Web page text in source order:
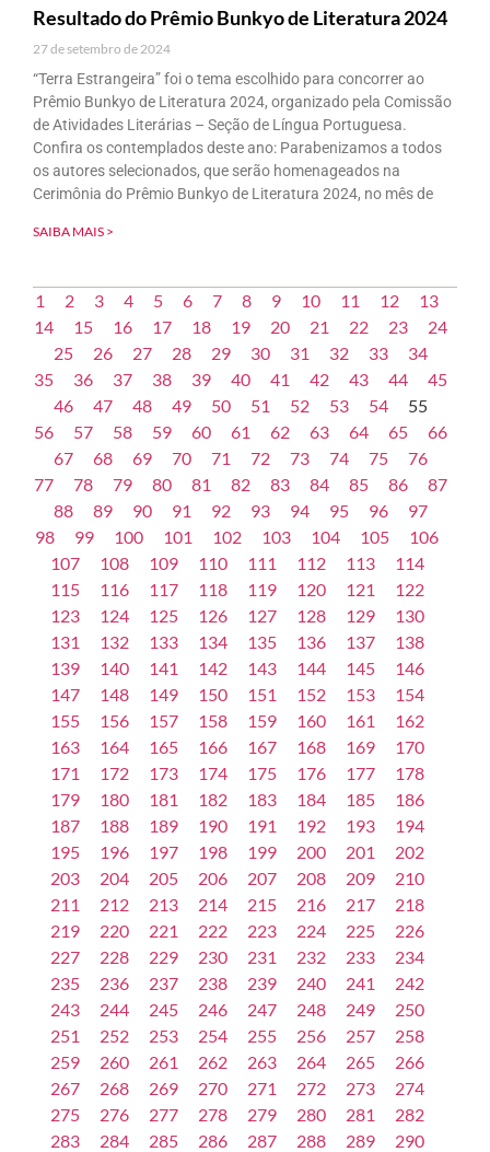
Resultado do Prêmio Bunkyo de Literatura 2024
27 de setembro de 2024
“Terra Estrangeira” foi o tema escolhido para concorrer ao
Prêmio Bunkyo de Literatura 2024, organizado pela Comissão
de Atividades Literárias – Seção de Língua Portuguesa.
Confira os contemplados deste ano: Parabenizamos a todos
os autores selecionados, que serão homenageados na
Cerimônia do Prêmio Bunkyo de Literatura 2024, no mês de
SAIBA MAIS >
1 2 3 4 5 6 7 8 9 10 11 12
13
14
15 16 17 18 19 20 21 22 23
24
25
26 27 28 29 30 31 32 33
34
35
36 37 38 39 40 41 42 43 44
45
46
47 48 49 50 51 52 53 54
55
56
57 58 59 60 61 62 63 64 65
66
67
68 69 70 71 72 73 74 75
76
77
78 79 80 81 82 83 84 85 86
87
88
89 90 91 92 93 94 95 96
97
98
99 100 101 102 103 104 105
106
107
108 109 110 111 112 113
114
115
116 117 118 119 120 121
122
123
124 125 126 127 128 129
130
131
132 133 134 135 136 137
138
139
140 141 142 143 144 145
146
147
148 149 150 151 152 153
154
155
156 157 158 159 160 161
162
163
164 165 166 167 168 169
170
171
172 173 174 175 176 177
178
179
180 181 182 183 184 185
186
187
188 189 190 191 192 193
194
195
196 197 198 199 200 201
202
203
204 205 206 207 208 209
210
211
212 213 214 215 216 217
218
219
220 221 222 223 224 225
226
227
228 229 230 231 232 233
234
235
236 237 238 239 240 241
242
243
244 245 246 247 248 249
250
251
252 253 254 255 256 257
258
259
260 261 262 263 264 265
266
267
268 269 270 271 272 273
274
275
276 277 278 279 280 281
282
283
284 285 286 287 288 289 290